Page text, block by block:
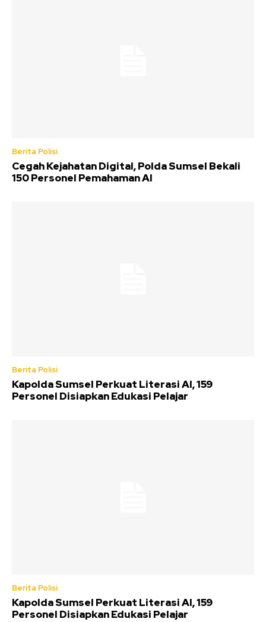
Berita Polisi
Cegah Kejahatan Digital, Polda Sumsel Bekali
150 Personel Pemahaman AI
Berita Polisi
Kapolda Sumsel Perkuat Literasi AI, 159
Personel Disiapkan Edukasi Pelajar
Berita Polisi
Kapolda Sumsel Perkuat Literasi AI, 159
Personel Disiapkan Edukasi Pelajar